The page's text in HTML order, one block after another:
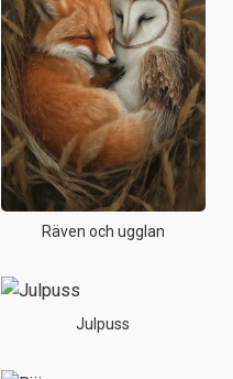
Räven och ugglan
Julpuss